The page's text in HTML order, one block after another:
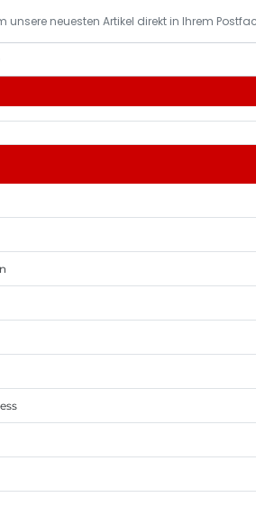
unsere neuesten Artikel direkt in Ihrem